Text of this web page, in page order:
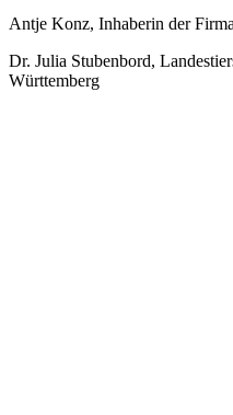
Antje Konz, Inhaberin der
Dr. Julia Stubenbord,
Württemberg